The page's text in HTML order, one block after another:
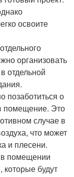
освоите
организовать
отдельной
позаботиться о
помещение. Это
случае в
что может
и плесени.
помещении
которые будут